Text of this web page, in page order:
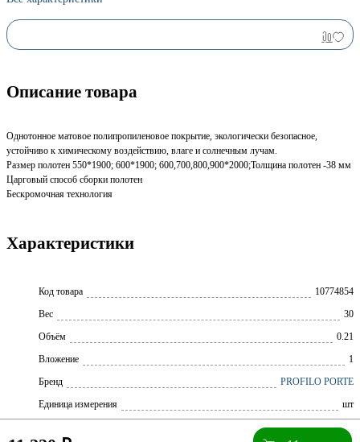
Описание товара
Однотонное матовое полипропиленовое покрытие, экологически безопасное,
устойчиво к химическому воздействию, влаге и солнечным лучам.
Размер полотен 550*1900; 600*1900; 600,700,800,900*2000;Толщина полотен -38 мм
Царговый способ сборки полотен
Бескромочная технология
Характеристики
Код товара
10774854
Вес
30
Объём
0.21
Вложение
1
Бренд
PROFILO PORTE
Единица измерения
шт